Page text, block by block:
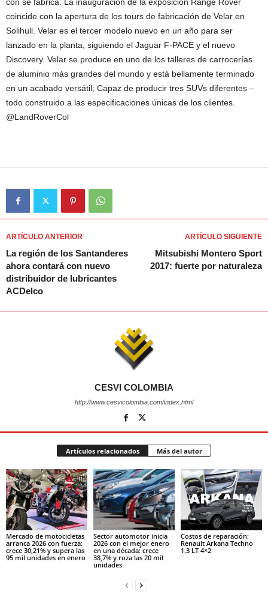
con se fabrica. La inauguración de la exposición Range Rover
coincide con la apertura de los tours de fabricación de Velar en
Solihull. Velar es el tercer modelo nuevo en un año para ser
lanzado en la planta, siguiendo el Jaguar F-PACE y el nuevo
Discovery. Velar se produce en uno de los talleres de carrocerías
de aluminio más grandes del mundo y está bellamente terminado
en un acabado versátil; Capaz de producir tres SUVs diferentes –
todo construido a las especificaciones únicas de los clientes.
@LandRoverCol
ARTÍCULO ANTERIOR
La región de los Santanderes
ahora contará con nuevo
distribuidor de lubricantes
ACDelco
ARTÍCULO SIGUIENTE
Mitsubishi Montero Sport
2017: fuerte por naturaleza
CESVI COLOMBIA
http://www.cesvicolombia.com/index.html
Artículos relacionados Más del autor
Mercado de motocicletas
arranca 2026 con fuerza:
crece 30,21% y supera las
95 mil unidades en enero
Sector automotor inicia
2026 con el mejor enero
en una década: crece
38,7% y roza las 20 mil
unidades
Costos de reparación:
Renault Arkana Techno
1.3 LT 4×2